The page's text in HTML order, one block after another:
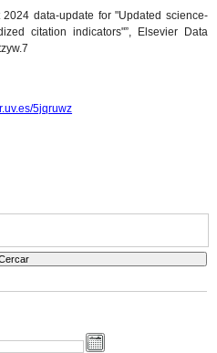
2024 data-update for "Updated science-
citation indicators"”, Elsevier Data
5jqruwz